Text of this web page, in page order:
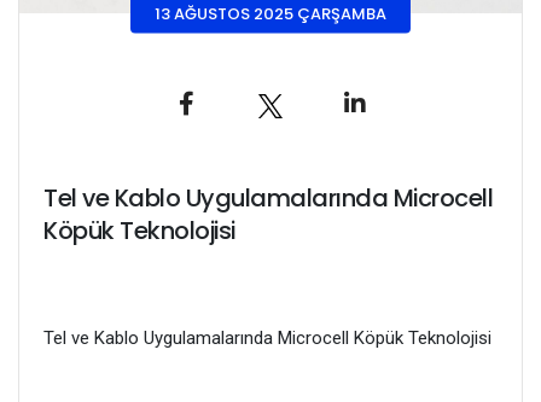
13 AĞUSTOS 2025 ÇARŞAMBA
Tel ve Kablo Uygulamalarında Microcell
Köpük Teknolojisi
Tel ve Kablo Uygulamalarında Microcell Köpük Teknolojisi